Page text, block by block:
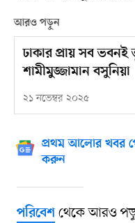
আরও পড়ুন
ঢাকার প্রায় সব
শামীমুজ্জামান বসুনিয়া
২১ নভেম্বর ২০২৫
প্রথম আলোর খবর
করুন
পরিবেশথেকে আরও